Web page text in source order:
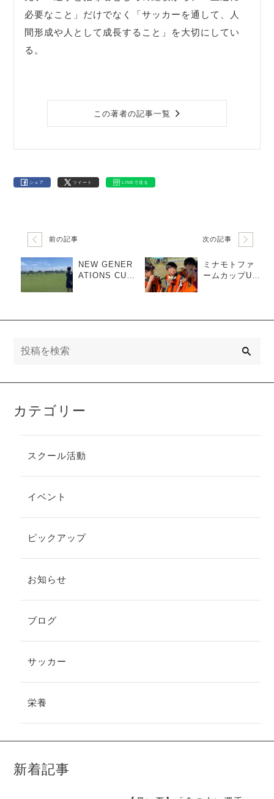
必要なこと」だけでなく「サッカーを通して、人
間形成や人として成長すること」を大切にしてい
る。
この著者の記事一覧
シェア ツイート LINEで送る
前の記事
NEW GENER
ATIONS CUP
次の記事
ミナモトファ
ームカップU-
カテゴリー
スクール活動
イベント
ピックアップ
お知らせ
ブログ
サッカー
栄養
新着記事